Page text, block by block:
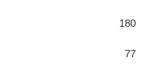
180
77